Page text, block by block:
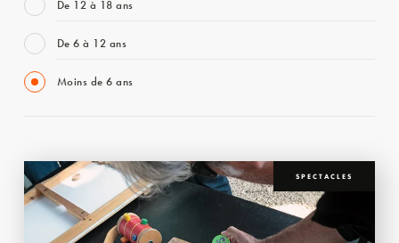
De 12 à 18 ans
De 6 à 12 ans
Moins de 6 ans
SPECTACLES